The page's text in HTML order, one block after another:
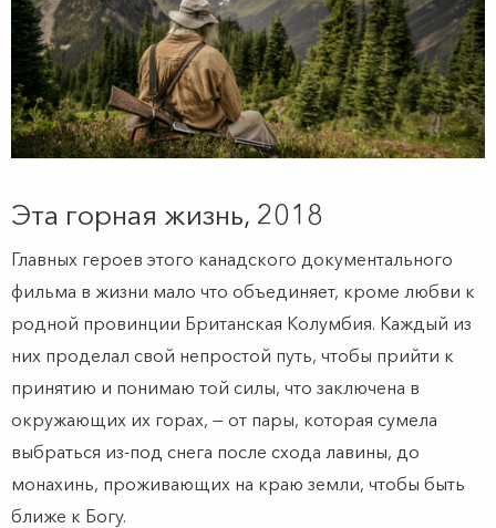
Эта горная жизнь, 2018
Главных героев этого канадского документального
фильма в жизни мало что объединяет, кроме любви к
родной провинции Британская Колумбия. Каждый из
них проделал свой непростой путь, чтобы прийти к
принятию и понимаю той силы, что заключена в
окружающих их горах, — от пары, которая сумела
выбраться из-под снега после схода лавины, до
монахинь, проживающих на краю земли, чтобы быть
ближе к Богу.